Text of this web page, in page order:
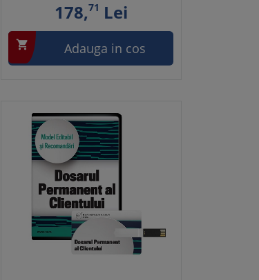
178,71 Lei
 Adauga in cos